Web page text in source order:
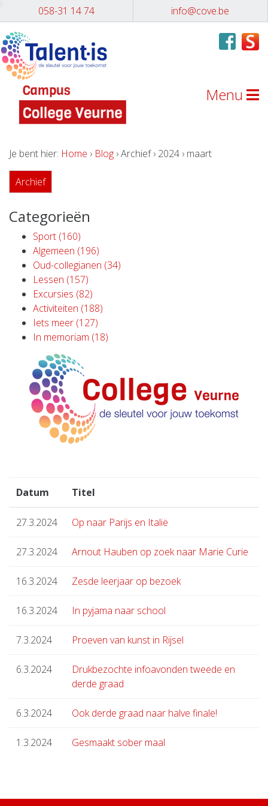
058-31 14 74 info@cove.be
Menu
Je bent hier: Home › Blog › Archief › 2024 › maart
Archief
Categorieën
Sport (160)
Algemeen (196)
Oud-collegianen (34)
Lessen (157)
Excursies (82)
Activiteiten (188)
Iets meer (127)
In memoriam (18)
Datum Titel
27.3.2024 Op naar Parijs en Italië
27.3.2024 Arnout Hauben op zoek naar Marie Curie
16.3.2024 Zesde leerjaar op bezoek
16.3.2024 In pyjama naar school
7.3.2024 Proeven van kunst in Rijsel
6.3.2024
Drukbezochte infoavonden tweede en
derde graad
6.3.2024 Ook derde graad naar halve finale!
1.3.2024 Gesmaakt sober maal